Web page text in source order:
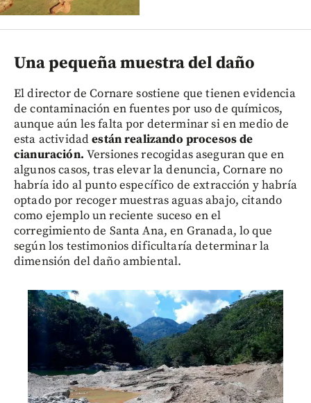
Una pequeña muestra del daño
El director de Cornare sostiene que tienen evidencia
de contaminación en fuentes por uso de químicos,
aunque aún les falta por determinar si en medio de
esta actividadestán realizando procesos de
cianuración. Versiones recogidas aseguran que en
algunos casos, tras elevar la denuncia, Cornare no
habría ido al punto específico de extracción y habría
optado por recoger muestras aguas abajo, citando
como ejemplo un reciente suceso en el
corregimiento de Santa Ana, en Granada, lo que
según los testimonios dificultaría determinar la
dimensión del daño ambiental.